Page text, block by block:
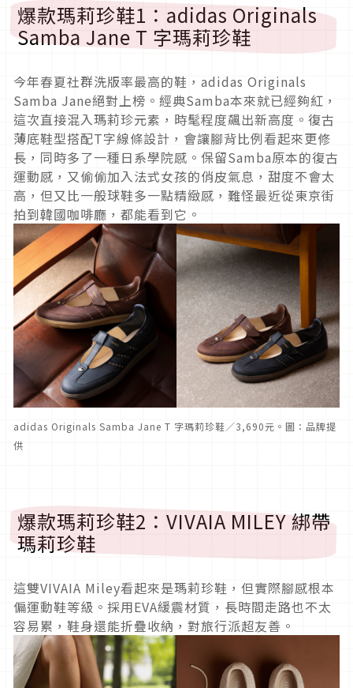
爆款瑪莉珍鞋1：adidas Originals
Samba Jane T 字瑪莉珍鞋
今年春夏社群洗版率最高的鞋，adidas Originals
Samba Jane絕對上榜。經典Samba本來就已經夠紅，
這次直接混入瑪莉珍元素，時髦程度飆出新高度。復古
薄底鞋型搭配T字線條設計，會讓腳背比例看起來更修
長，同時多了一種日系學院感。保留Samba原本的復古
運動感，又偷偷加入法式女孩的俏皮氣息，甜度不會太
高，但又比一般球鞋多一點精緻感，難怪最近從東京街
拍到韓國咖啡廳，都能看到它。
adidas Originals Samba Jane T 字瑪莉珍鞋／3,690元。圖：品牌提
供
爆款瑪莉珍鞋2：VIVAIA MILEY 綁帶
瑪莉珍鞋
這雙VIVAIA Miley看起來是瑪莉珍鞋，但實際腳感根本
偏運動鞋等級。採用EVA緩震材質，長時間走路也不太
容易累，鞋身還能折疊收納，對旅行派超友善。